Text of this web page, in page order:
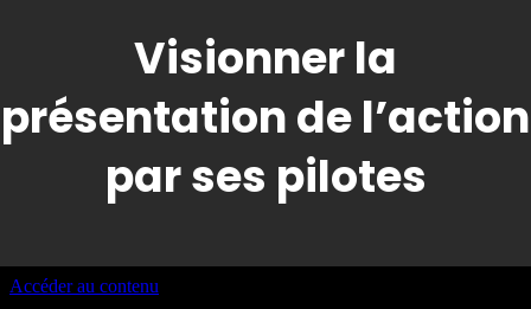
Visionner la
présentation de l’action
par ses pilotes